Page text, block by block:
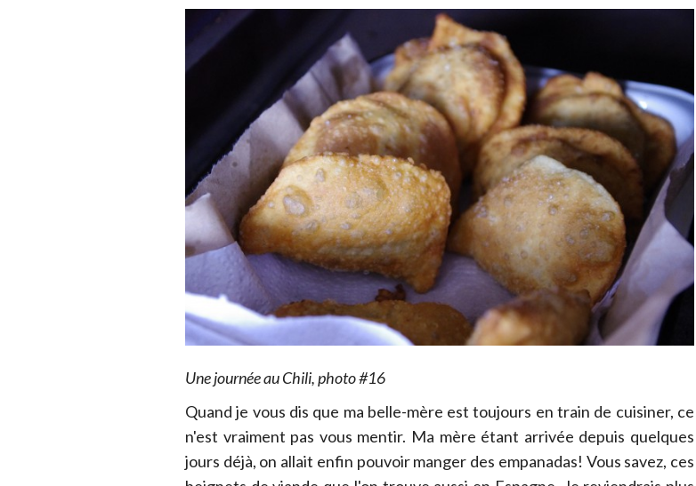
Une journée au Chili, photo #16
Quand je vous dis que ma belle-mère est toujours en train de cuisiner, ce
n'est vraiment pas vous mentir. Ma mère étant arrivée depuis quelques
jours déjà, on allait enfin pouvoir manger des empanadas! Vous savez, ces